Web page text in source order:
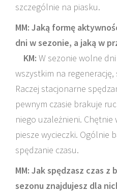
szczególnie na piasku.
MM: Jaką formę
dni w sezonie, a jaką w
KM: W sezonie wolne
wszystkim na
Raczej stacjonarne
pewnym czasie brakuje
niego uzależnieni.
piesze wycieczki. Ogólnie
spędzanie czasu.
MM: Jak spędzasz czas z
sezonu znajdujesz dla